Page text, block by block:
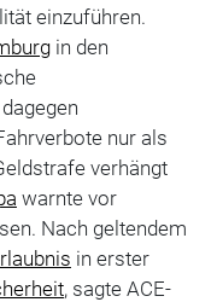
einzuführen.
in den
nur als
verhängt
warnte vor
Nach geltendem
in erster
, sagte ACE-